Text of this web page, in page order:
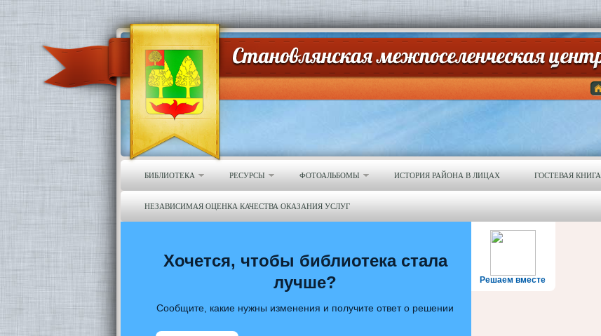
БИБЛИОТЕКА РЕСУРСЫ ФОТОАЛЬБОМЫ ИСТОРИЯ РАЙОНА В ЛИЦАХ ГОСТЕВАЯ КНИГА
НЕЗАВИСИМАЯ ОЦЕНКА КАЧЕСТВА ОКАЗАНИЯ УСЛУГ
Решаем вместе
Хочется, чтобы библиотека стала
лучше?
Сообщите, какие нужны изменения и получите ответ о решении